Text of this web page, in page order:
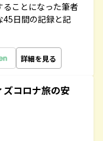
ることになった筆者
45日間の記録と記
詳細を見る
コロナ旅の安